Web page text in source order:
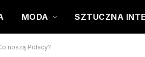
MODA SZTUCZNA
noszą Polacy?